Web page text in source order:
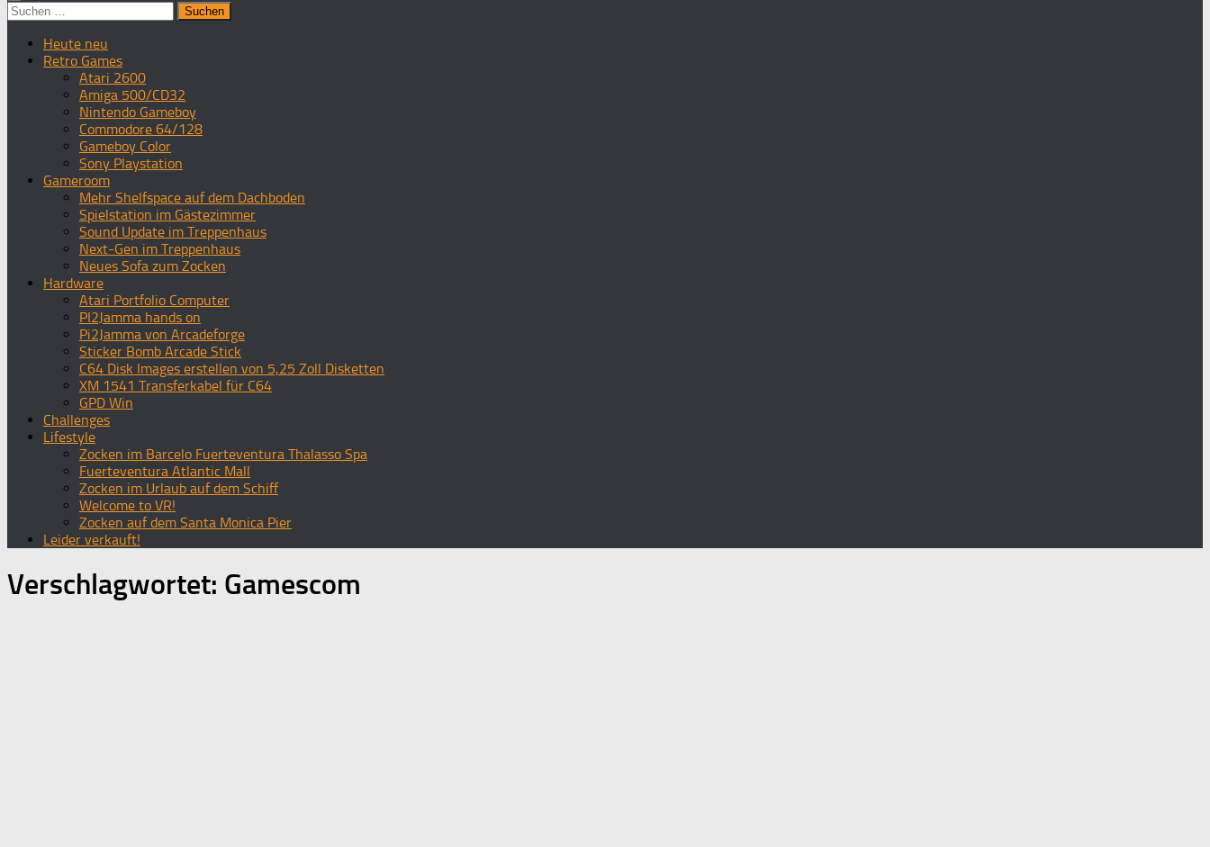
Suchen
nach:
Heute neu
Retro Games
Atari 2600
Amiga 500/CD32
Nintendo Gameboy
Commodore 64/128
Gameboy Color
Sony Playstation
Gameroom
Mehr Shelfspace auf dem Dachboden
Spielstation im Gästezimmer
Sound Update im Treppenhaus
Next-Gen im Treppenhaus
Neues Sofa zum Zocken
Hardware
Atari Portfolio Computer
PI2Jamma hands on
Pi2Jamma von Arcadeforge
Sticker Bomb Arcade Stick
C64 Disk Images erstellen von 5,25 Zoll Disketten
XM 1541 Transferkabel für C64
GPD Win
Challenges
Lifestyle
Zocken im Barcelo Fuerteventura Thalasso Spa
Fuerteventura Atlantic Mall
Zocken im Urlaub auf dem Schiff
Welcome to VR!
Zocken auf dem Santa Monica Pier
Leider verkauft!
Verschlagwortet: Gamescom